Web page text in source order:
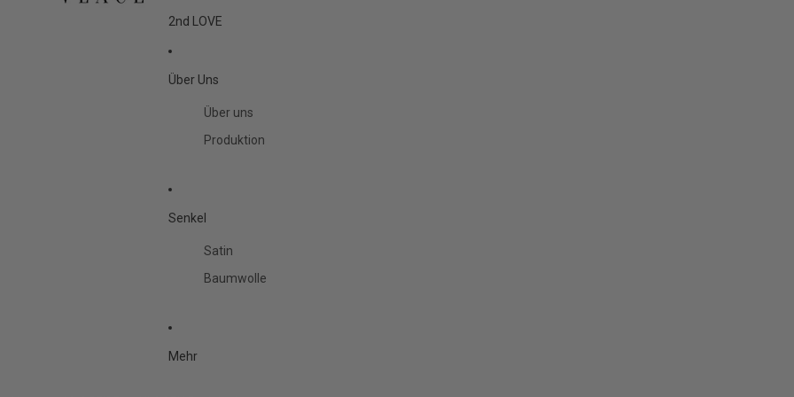
2nd LOVE
Über Uns
Über uns
Produktion
Senkel
Satin
Baumwolle
Mehr